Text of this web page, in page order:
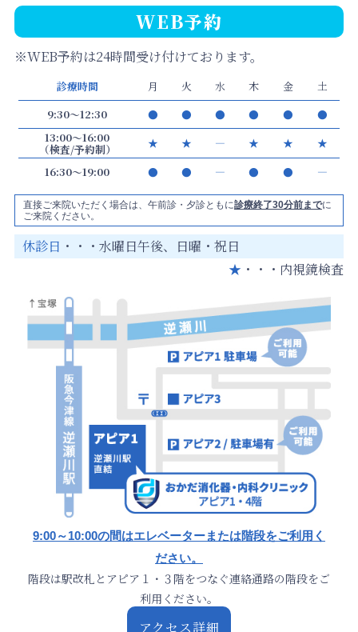
WEB予約
※WEB予約は24時間受け付けております。
診療時間 月 火 水 木 金
土
9:30～12:30
● ● ● ● ●
●
13:00～16:00
（検査/予約制） ★ ★ ― ★ ★
★
16:30～19:00
● ● ― ● ● ―
直接ご来院いただく場合は、午前診・夕診ともに診療終了30分前までに
ご来院ください。
休診日 ・・・水曜日午後、日曜・祝日
★ ・・・内視鏡検査
9:00～10:00の間はエレベーターまたは階段をご利用く
ださい。
階段は駅改札とアピア１・３階をつなぐ連絡通路の階段をご
利用ください。
アクセス詳細